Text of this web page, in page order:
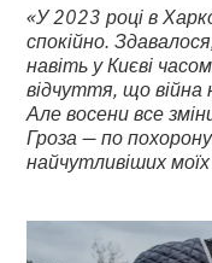
«У 2023 році в
спокійно.
навіть у Києві
відчуття, що війна
Але восени все
Гроза — по
найчутливіших